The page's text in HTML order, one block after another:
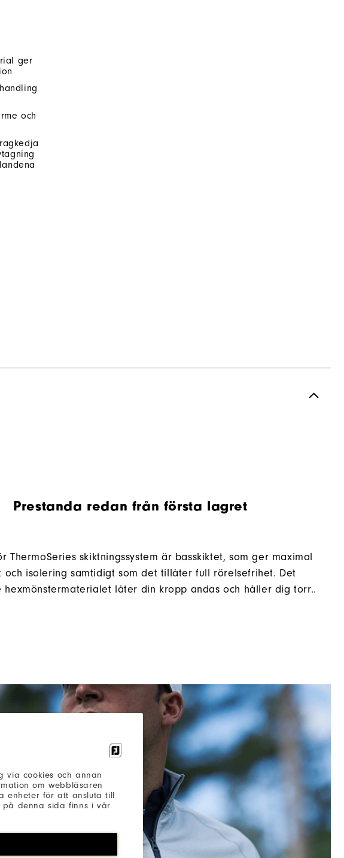
via cookies och annan
om webbläsaren
enheter för att ansluta till
på denna sida finns i vår
ger
och
Prestanda redan från första lagret
ThermoSeries skiktningssystem är basskiktet, som ger maximal
och isolering samtidigt som det tillåter full rörelsefrihet. Det
hexmönstermaterialet låter din kropp andas och håller dig torr..